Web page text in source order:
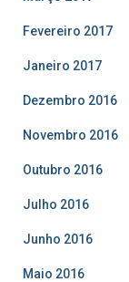
Fevereiro 2017
Janeiro 2017
Dezembro 2016
Novembro 2016
Outubro 2016
Julho 2016
Junho 2016
Maio 2016